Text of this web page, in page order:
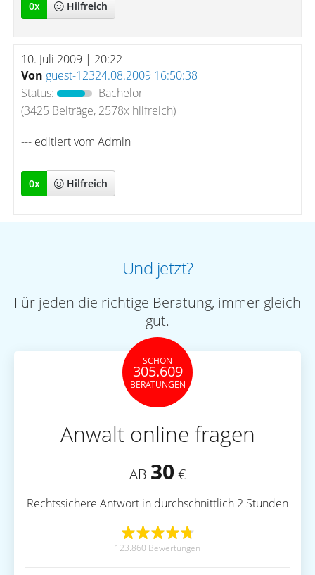
0x Hilfreich
10. Juli 2009 | 20:22
Von guest-12324.08.2009 16:50:38
Status:
Bachelor
(3425 Beiträge, 2578x hilfreich)
--- editiert vom Admin
0x Hilfreich
Und jetzt?
Für jeden die richtige Beratung, immer gleich
gut.
SCHON
305.609
BERATUNGEN
Anwalt online fragen
AB 30 €
Rechtssichere Antwort in durchschnittlich 2 Stunden
123.860 Bewertungen